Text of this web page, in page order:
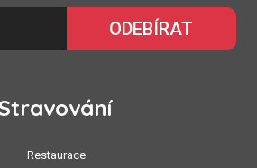
ODEBÍRAT
Restaurace